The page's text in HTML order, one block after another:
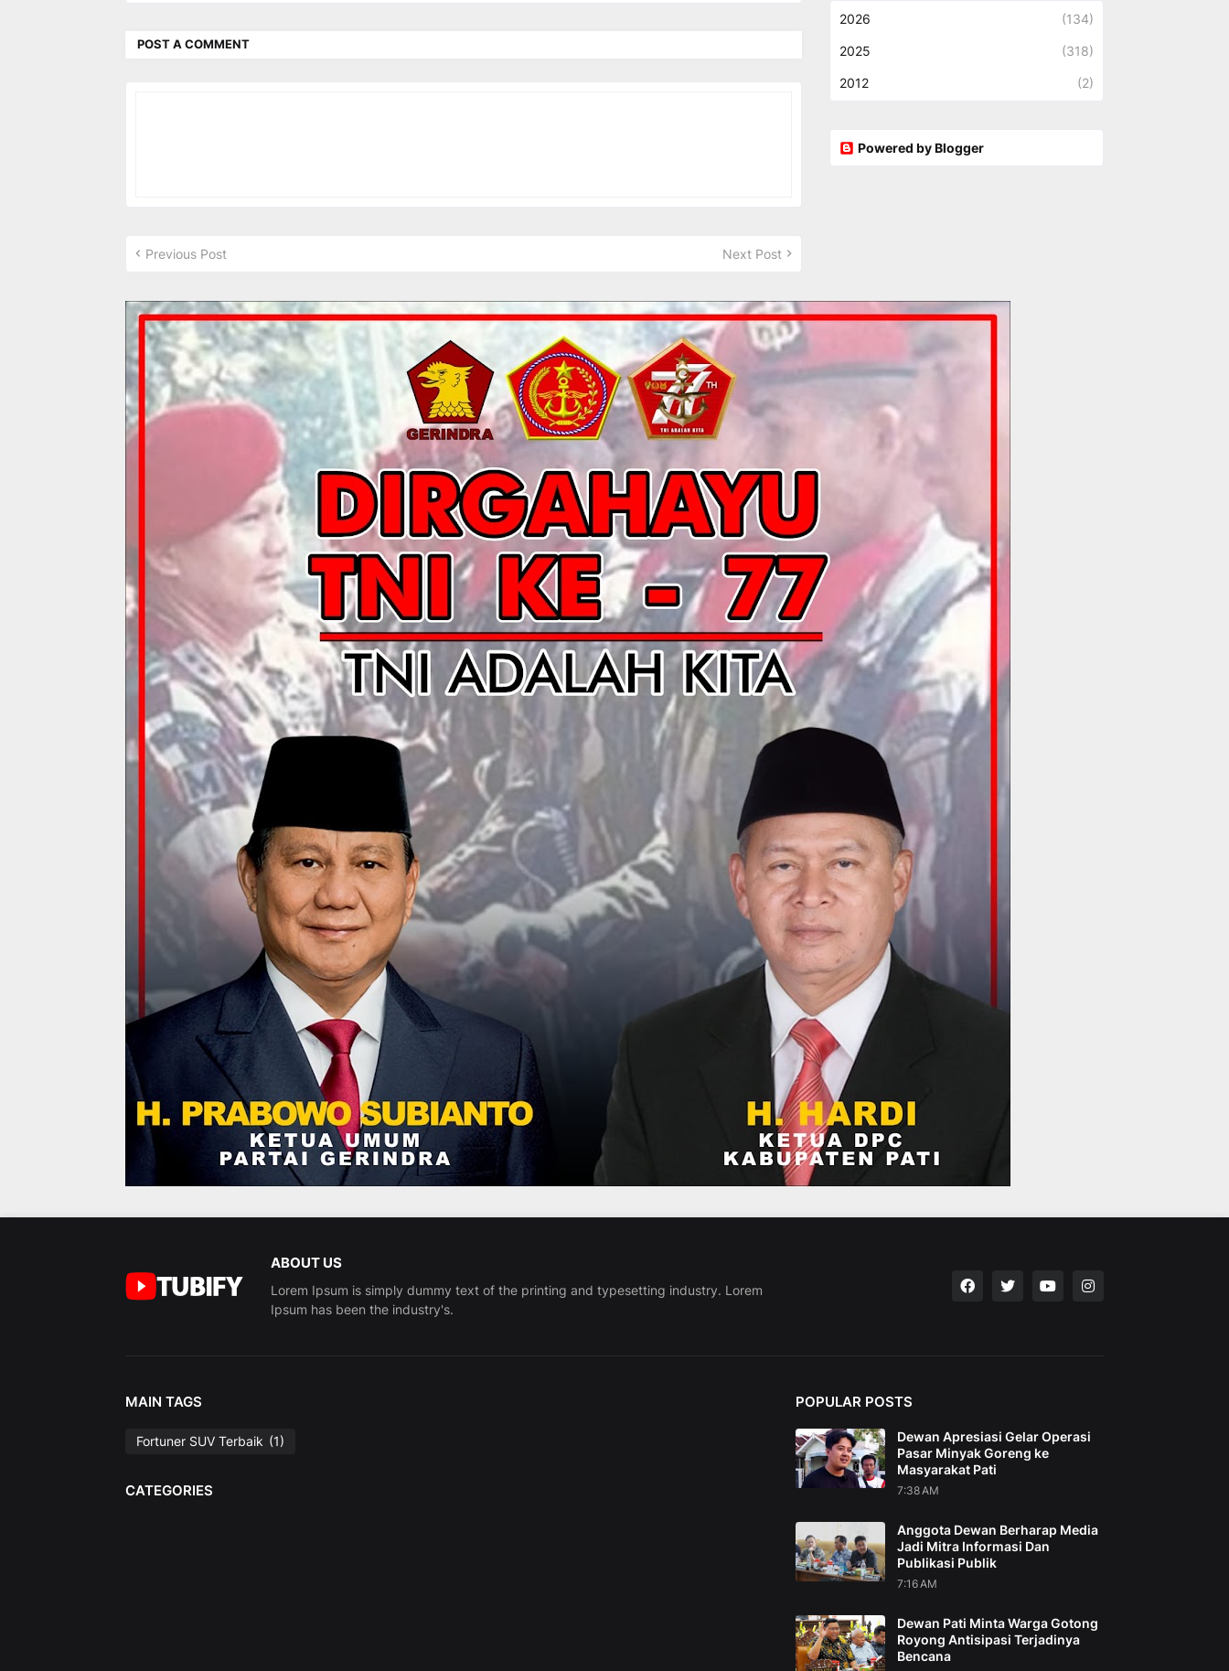
POST A COMMENT
Previous Post Next Post
2026 (134)
2025 (318)
2012 (2)
Powered by Blogger
ABOUT US
Lorem Ipsum is simply dummy text of the printing and typesetting industry. Lorem
Ipsum has been the industry's.
MAIN TAGS
Fortuner SUV Terbaik (1)
CATEGORIES
POPULAR POSTS
Dewan Apresiasi Gelar Operasi
Pasar Minyak Goreng ke
Masyarakat Pati
7:38 AM
Anggota Dewan Berharap Media
Jadi Mitra Informasi Dan
Publikasi Publik
7:16 AM
Dewan Pati Minta Warga Gotong
Royong Antisipasi Terjadinya
Bencana